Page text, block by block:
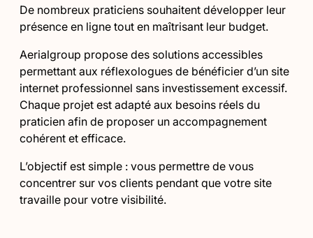
De nombreux praticiens souhaitent développer leur
présence en ligne tout en maîtrisant leur budget.
Aerialgroup propose des solutions accessibles
permettant aux réflexologues de bénéficier d’un site
internet professionnel sans investissement excessif.
Chaque projet est adapté aux besoins réels du
praticien afin de proposer un accompagnement
cohérent et efficace.
L’objectif est simple : vous permettre de vous
concentrer sur vos clients pendant que votre site
travaille pour votre visibilité.